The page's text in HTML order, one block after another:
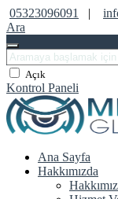
05323096091 |
Ara
Açık
Kontrol Paneli
Ana Sayfa
Hakkımızda